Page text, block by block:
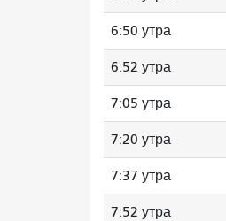
6:50 утра
6:52 утра
7:05 утра
7:20 утра
7:37 утра
7:52 утра